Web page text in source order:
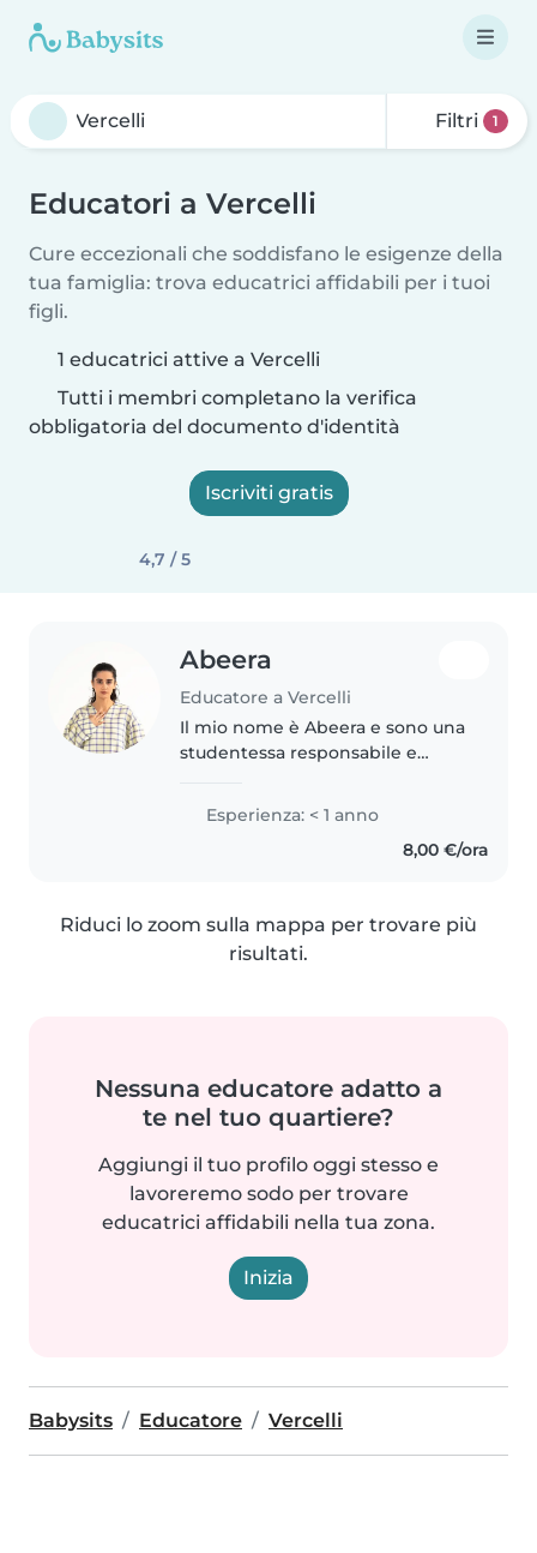
Filtri 1
Educatori a Vercelli
Cure eccezionali che soddisfano le esigenze della
tua famiglia: trova educatrici affidabili per i tuoi
figli.
1 educatrici attive a Vercelli
Tutti i membri completano la verifica
obbligatoria del documento d'identità
Iscriviti gratis
4,7 / 5
Abeera
Educatore a Vercelli
Il mio nome è Abeera e sono una
studentessa responsabile e
interesse nel lavorare con i
bambini. Sono paziente,
amichevole e impegnata a
Esperienza: < 1 anno
8,00 €/ora
Riduci lo zoom sulla mappa per trovare più
risultati.
Nessuna educatore adatto a
te nel tuo quartiere?
Aggiungi il tuo profilo oggi stesso e
lavoreremo sodo per trovare
educatrici affidabili nella tua zona.
Inizia
Babysits Educatore Vercelli